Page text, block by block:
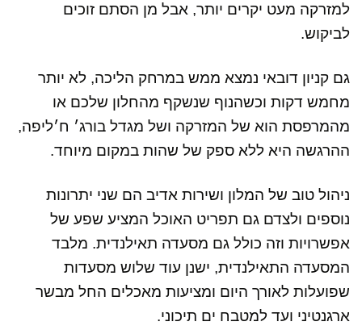
למזרקה מעט יקרים יותר, אבל מן הסתם זוכים
לביקוש.
גם קניון דובאי נמצא ממש במרחק הליכה, לא יותר
מחמש דקות וכשהנוף שנשקף מהחלון שלכם או
מהמרפסת הוא של המזרקה ושל מגדל בורג׳ ח׳ליפה,
ההרגשה היא ללא ספק של שהות במקום מיוחד.
ניהול טוב של המלון ושירות אדיב הם שני יתרונות
נוספים ולצדם גם תפריט האוכל המציע שפע של
אפשרויות וזה כולל גם מסעדה תאילנדית. מלבד
המסעדה התאילנדית, ישנן עוד שלוש מסעדות
שפועלות לאורך היום ומציעות מאכלים החל מבשר
ארגנטיני ועד למטבח ים תיכוני.